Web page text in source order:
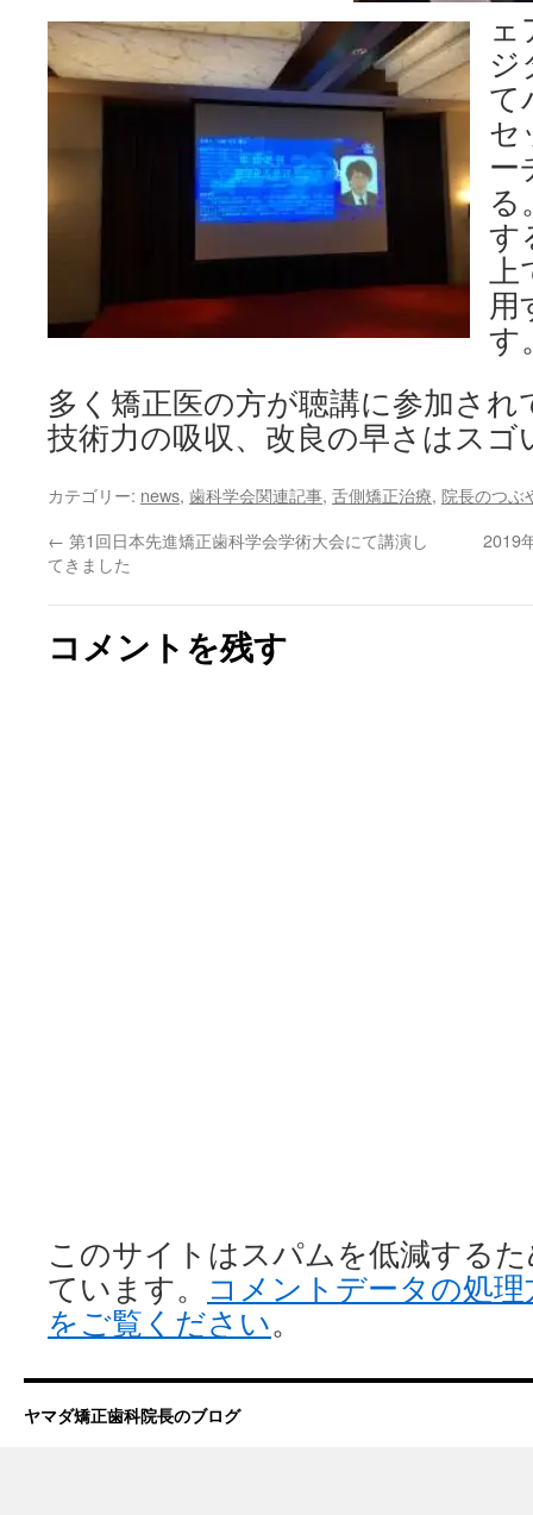
ェ
ジ
て
セ
ー
る
す
上
用
す
多く矯正医の方が聴講に参加さ
技術力の吸収、改良の早さはス
カテゴリー: news, 歯科学会関連記事, 舌側矯正治療, 院長のつぶ
← 第1回日本先進矯正歯科学会学術大会にて講演し
てきました
2019
コメントを残す
このサイトはスパムを低減するた
ています。
コメントデータの処
をご覧ください。
ヤマダ矯正歯科院長のブログ